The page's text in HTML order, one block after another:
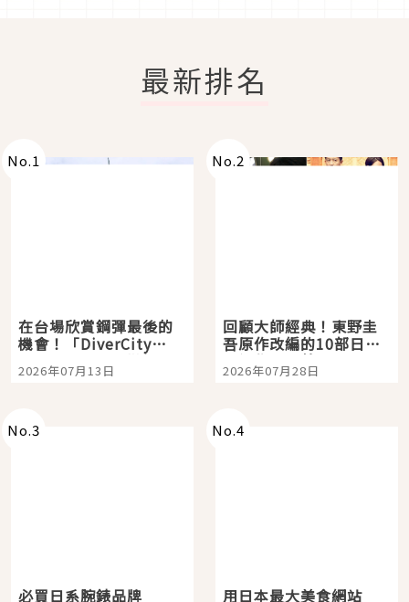
最新排名
No.1
在台場欣賞鋼彈最後的
機會！「DiverCity
Tokyo Plaza」搭船、
購物、美食及夜景，一
2026年07月13日
No.2
回顧大師經典！東野圭
吾原作改編的10部日本
影視作品推薦
2026年07月28日
No.3
必買日系腕錶品牌
No.4
用日本最大美食網站